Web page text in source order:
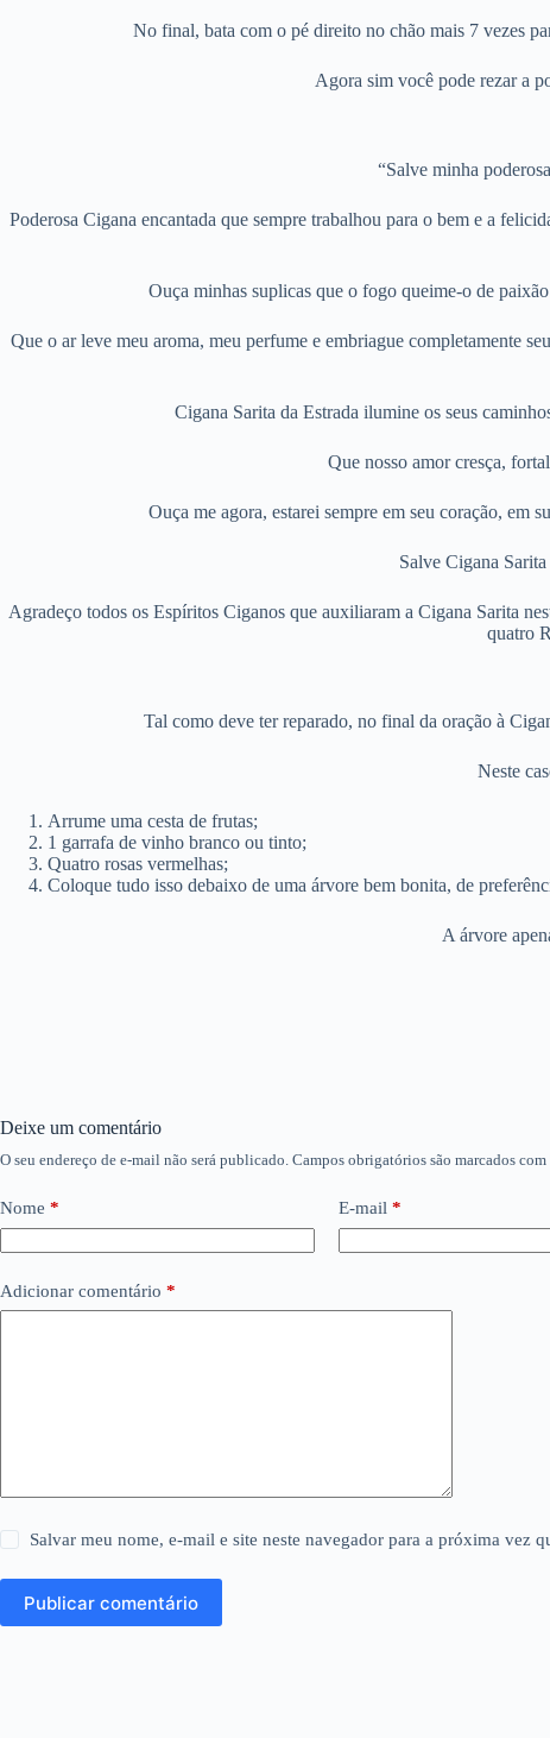
No final, bata com o pé direito no chão mais 7 vezes
Agora sim você pode rezar a
“Salve minha
Poderosa Cigana encantada que sempre trabalhou para o bem e a
Ouça minhas suplicas que o fogo queime-o de
Que o ar leve meu aroma, meu perfume e embriague completamente
Cigana Sarita da Estrada ilumine os seus
Que nosso amor cresça,
Ouça me agora, estarei sempre em seu coração, em
Salve Cigana
Agradeço todos os Espíritos Ciganos que auxiliaram a Cigana Sarita
quatro
Tal como deve ter reparado, no final da oração à
Neste
Arrume uma cesta de frutas;
1 garrafa de vinho branco ou tinto;
Quatro rosas vermelhas;
Coloque tudo isso debaixo de uma árvore bem bonita, de
A árvore
Deixe um comentário
O seu endereço de e-mail não será publicado. Campos obrigatórios são marcados com
Nome * E-mail *
Adicionar comentário *
Salvar meu nome, e-mail e site neste navegador para a próxima vez
Publicar comentário